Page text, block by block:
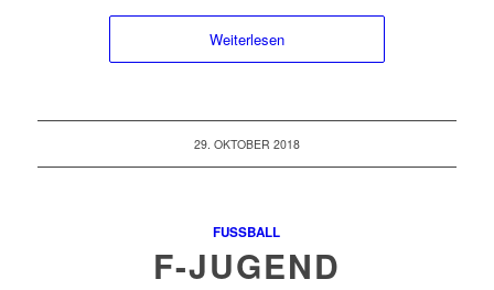
Weiterlesen
29. OKTOBER 2018
FUSSBALL
F-JUGEND